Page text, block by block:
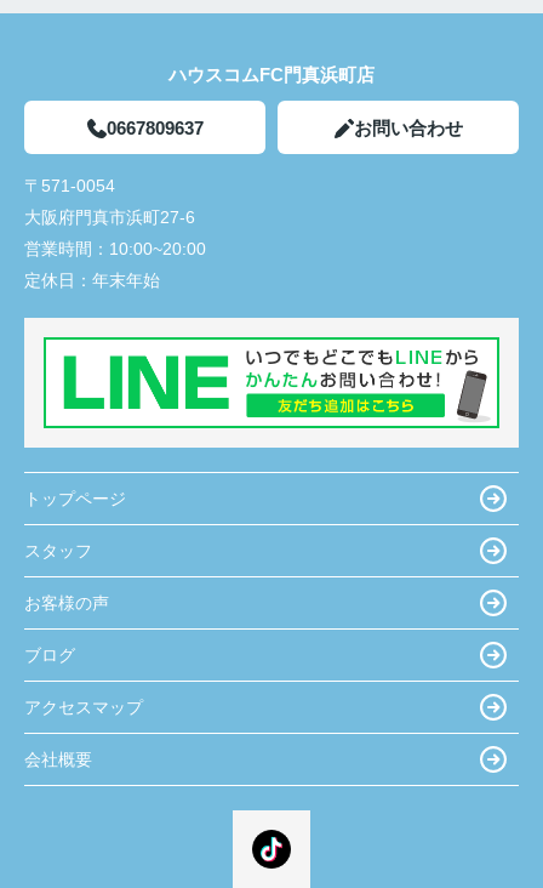
ハウスコムFC門真浜町店
0667809637 お問い合わせ
〒571-0054
大阪府門真市浜町27-6
営業時間： 10:00~20:00
定休日： 年末年始
トップページ
スタッフ
お客様の声
ブログ
アクセスマップ
会社概要